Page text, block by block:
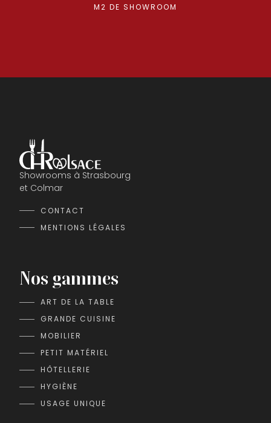
M2 DE SHOWROOM
Showrooms à Strasbourg
et Colmar
CONTACT
MENTIONS LÉGALES
Nos gammes
ART DE LA TABLE
GRANDE CUISINE
MOBILIER
PETIT MATÉRIEL
HÔTELLERIE
HYGIÈNE
USAGE UNIQUE